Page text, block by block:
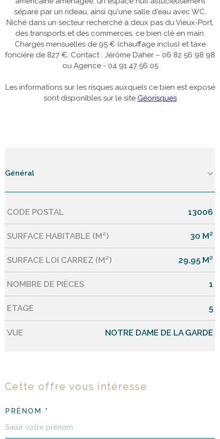
séparé par un rideau, ainsi qu'une salle d'eau avec WC.
Niché dans un secteur recherché à deux pas du Vieux-Port,
des transports et des commerces, ce bien clé en main.
Charges mensuelles de 95 € (chauffage inclus) et taxe
foncière de 827 €. Contact : Jérôme Daher – 06 82 56 98 98
ou Agence - 04 91 47 56 05
Les informations sur les risques auxquels ce bien est exposé
sont disponibles sur le site Géorisques
Général
Caractérisque Valeurs
CODE POSTAL 13006
SURFACE HABITABLE (M²) 30 M²
SURFACE LOI CARREZ (M²) 29,95 M²
NOMBRE DE PIÈCES 1
ETAGE 5
VUE NOTRE DAME DE LA GARDE
Cette offre vous intéresse
PRÉNOM *